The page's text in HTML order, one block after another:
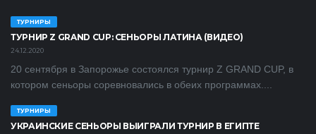
ТУРНИРЫ
ТУРНИР Z GRAND CUP: СЕНЬОРЫ ЛАТИНА (ВИДЕО)
24.12.2020
20 сентября в Запорожье состоялся турнир Z GRAND CUP, в
котором сеньоры соревновались в обеих программах....
ТУРНИРЫ
УКРАИНСКИЕ СЕНЬОРЫ ВЫИГРАЛИ ТУРНИР В ЕГИПТЕ